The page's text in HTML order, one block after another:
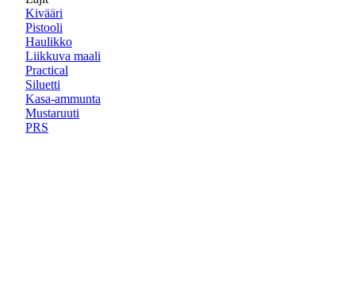
Kivääri
Pistooli
Haulikko
Liikkuva maali
Practical
Siluetti
Kasa-ammunta
Mustaruuti
PRS